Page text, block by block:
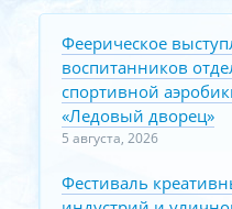
Феерическое
воспитанников
спортивной
«Ледовый дворец»
5 августа, 2026
Фестиваль